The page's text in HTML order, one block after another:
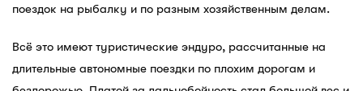
поездок на рыбалку и по разным хозяйственным делам.
Всё это имеют туристические эндуро, рассчитанные на
длительные автономные поездки по плохим дорогам и